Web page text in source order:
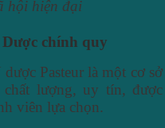
hội hiện đại
chính quy
Pasteur là một cơ sở
chất lượng, uy tín, được
viên lựa chọn.